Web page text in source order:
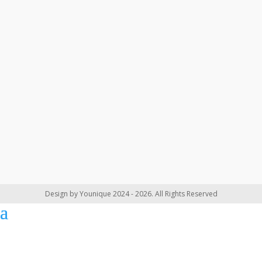
Design by Younique 2024 - 2026. All Rights Reserved